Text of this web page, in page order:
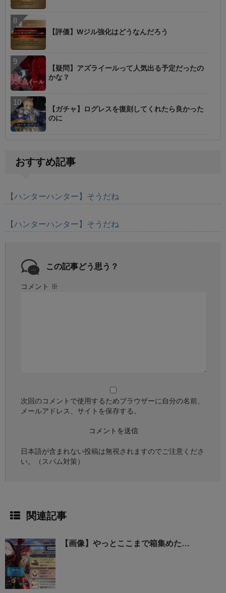
【評価】Wジル強化はどうなんだろう
【疑問】アズライールって人気出る予定だったの
かな？
【ガチャ】ログレスを復刻してくれたら良かった
のに
おすすめ記事
【ハンターハンター】そうだね
【ハンターハンター】そうだね
この記事どう思う？
コメント ※
次回のコメントで使用するためブラウザーに自分の名前、
メールアドレス、サイトを保存する。
日本語が含まれない投稿は無視されますのでご注意くださ
い。（スパム対策）
関連記事
【画像】やっとここまで箱集めた…